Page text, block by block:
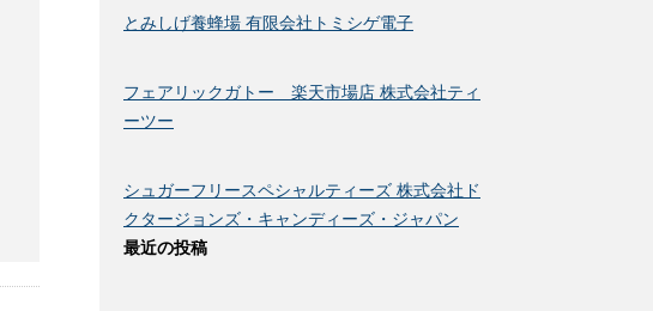
とみしげ養蜂場 有限会社トミシゲ電子
フェアリックガトー 楽天市場店 株式会社ティ
ーツー
シュガーフリースペシャルティーズ 株式会社ド
クタージョンズ・キャンディーズ・ジャパン
最近の投稿